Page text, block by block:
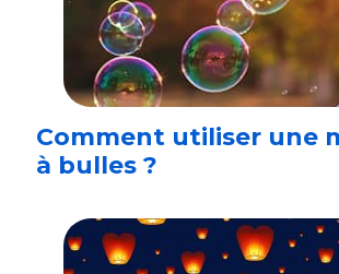
Comment utiliser une
à bulles ?